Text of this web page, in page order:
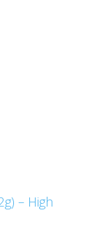
– High